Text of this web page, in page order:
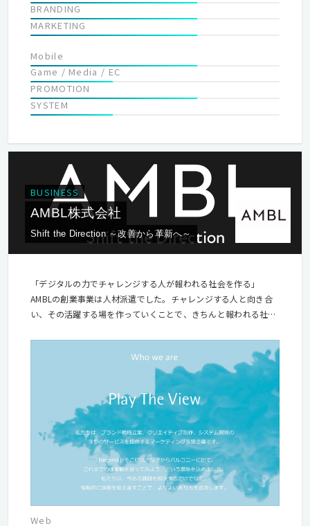
BRANDING
MARKETING
Mobile
Game / Media / EC
PROMOTION
SYSTEM
BUSINESS
AMBL株式会社
Shift the Direction ～改善から革新へ～
「デジタルの力でチャレンジする人が報われる社会を作る」
AMBLの創業事業は人材派遣でした。チャレンジする人と向き合
い、その活躍する場を作っていくことで、きちんと報われる社会
あるのはチャレンジする人です。また、お客さま企業の中でDXを
推進するかたも同様にチャレンジする人だと考えています。
Web